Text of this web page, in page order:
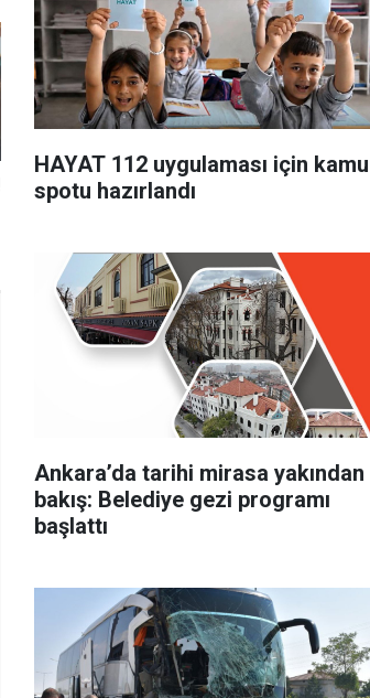
HAYAT 112 uygulaması için kamu
spotu hazırlandı
Ankara’da tarihi mirasa yakından
bakış: Belediye gezi programı
başlattı